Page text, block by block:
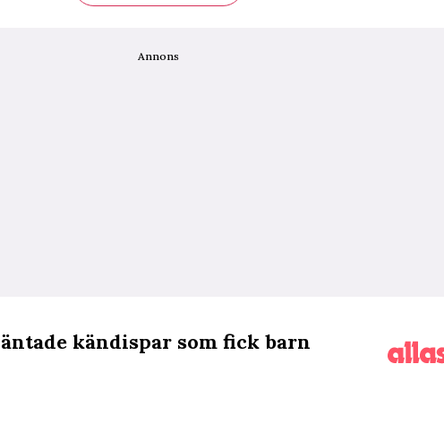
Annons
kändispar som fick barn